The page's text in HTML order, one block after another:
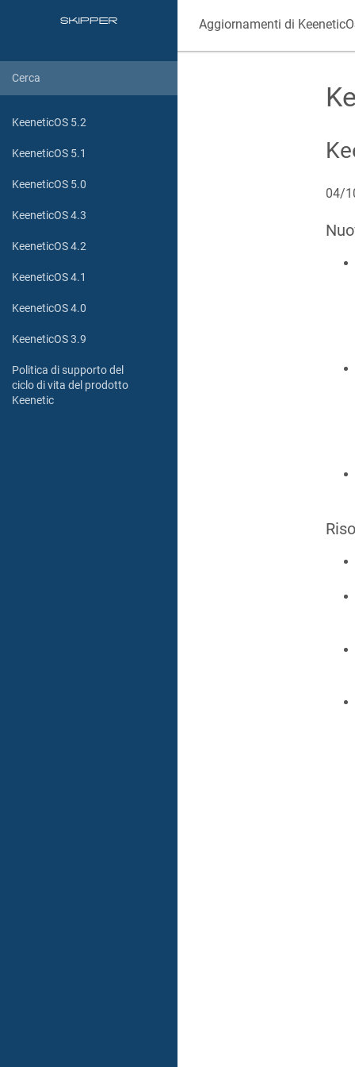
KeeneticOS 5.2
KeeneticOS 5.1
KeeneticOS 5.0
KeeneticOS 4.3
KeeneticOS 4.2
KeeneticOS 4.1
KeeneticOS 4.0
KeeneticOS 3.9
Politica di supporto del
ciclo di vita del prodotto
Keenetic
Aggiornamenti di
04/